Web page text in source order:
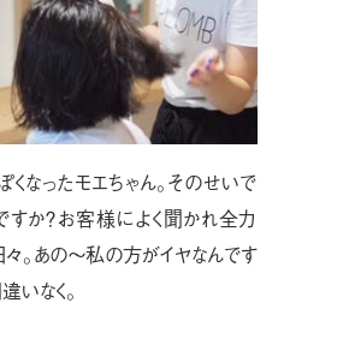
なったモエちゃん。そのせいで
すか？お客様によく聞かれ全力
。あの〜私の方がイヤなんです
違いなく。